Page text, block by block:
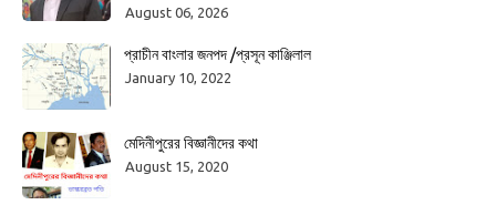
August 06, 2026
প্রাচীন বাংলার জনপদ /প্রসূন কাঞ্জিলাল
January 10, 2022
মেদিনীপুরের বিজ্ঞানীদের কথা
August 15, 2020